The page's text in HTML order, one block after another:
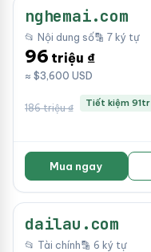
nghemai.com
📂 Nội dung số🔡 7 ký tự
96 triệu ₫
≈ $3,600 USD
186 triệu ₫ Tiết kiệm 91tr
Mua ngay
dailau.com
📂 Tài chính🔡 6 ký tự